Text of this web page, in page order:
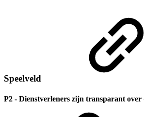
Speelveld
P2 - Dienstverleners zijn transparant over